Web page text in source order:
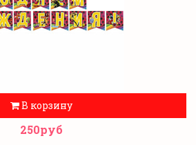
В корзину
250руб